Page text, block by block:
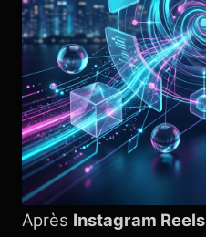
Après Instagram Reels